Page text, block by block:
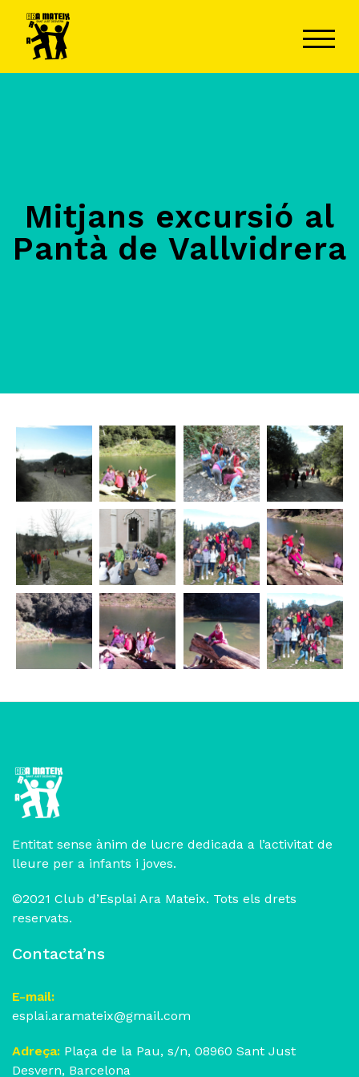
Mitjans excursió al
Pantà de Vallvidrera
Entitat sense ànim de lucre dedicada a l’activitat de
lleure per a infants i joves.
©2021 Club d’Esplai Ara Mateix. Tots els drets
reservats.
Contacta’ns
E-mail:
esplai.aramateix@gmail.com
Adreça: Plaça de la Pau, s/n, 08960 Sant Just
Desvern, Barcelona